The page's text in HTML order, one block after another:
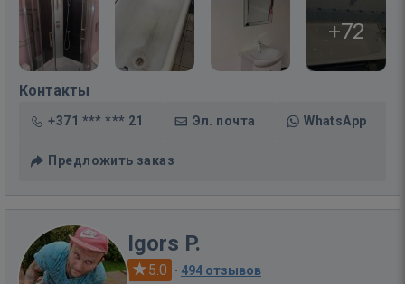
+72
Контакты
+371 *** *** 21 Эл. почта WhatsApp
Предложить заказ
Igors P.
5.0 · 494 отзывов